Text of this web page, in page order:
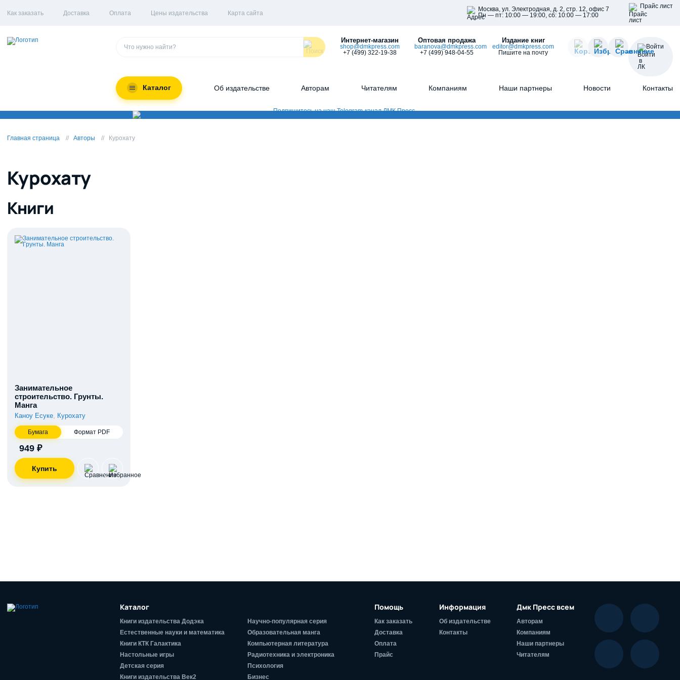
Как заказать Доставка Оплата Цены издательства Карта сайта
Москва, ул. Электродная, д. 2, стр. 12, офис 7
Пн — пт: 10:00 — 19:00, сб: 10:00 — 17:00
Прайс лист
Интернет-магазин
shop@dmkpress.com
+7 (499) 322-19-38
Оптовая продажа
baranova@dmkpress.com
+7 (499) 948-04-55
Издание книг
editor@dmkpress.com
Пишите на почту
Войти
Каталог Об издательстве Авторам Читателям Компаниям Наши партнеры Новости Контакты
Главная страница Авторы Курохату
Курохату
Книги
Занимательное
строительство. Грунты.
Манга
Каноу Ёсуке, Курохату
Бумага Формат PDF
949 ₽
Каталог
Книги издательства Додэка
Естественные науки и математика
Книги КТК Галактика
Настольные игры
Детская серия
Книги издательства Век2
Научно-популярная серия
Образовательная манга
Компьютерная литература
Радиотехника и электроника
Психология
Бизнес
Помощь
Как заказать
Доставка
Оплата
Прайс
Информация
Об издательстве
Контакты
Дмк Пресс всем
Авторам
Компаниям
Наши партнеры
Читателям